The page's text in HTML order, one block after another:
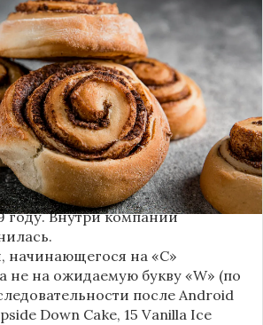
версии Android. Как
Android 17, релиз которой
году, разрабатывается под
Bun»(«Булочка с
знаменитую традицию
версии Android в честь
(Cupcake, Donut, KitKat и
прекратила публично
именас момента выхода
году. Внутри компании
начинающегося на «C»
не на ожидаемую букву «W» (по
после Android
Down Cake, 15 Vanilla Ice